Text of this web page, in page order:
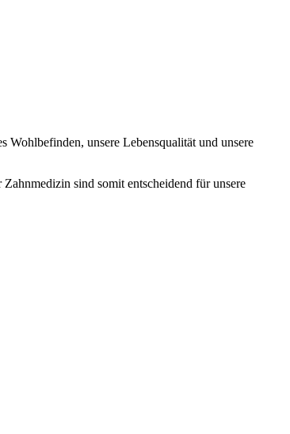
Wohlbefinden, unsere Lebensqualität und unsere
sind somit entscheidend für unsere